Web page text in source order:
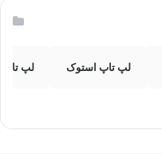
لپ تاپ استوک لپ تاپ